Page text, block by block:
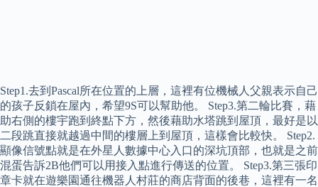
Step1.去到Pascal所在位置的上層，這裡有位機械人父親表示自己
的孩子反鎖在屋內，希望9S可以幫助他。 Step3.第二輪比賽，藉
助右側的樓宇跑到終點下方，然後藉助水塔跳到屋頂，最好是以
二段跳直接就越過中間的樓層上到屋頂，這樣會比較快。 Step2.
顯像信號點就是在外星人數據中心入口的深坑頂部，也就是之前
混蛋告訴2B他們可以用接入點進行傳送的位置。 Step3.第三張印
章卡就在遊樂園通往機器人村莊的商店背面的後巷，這裡有一名